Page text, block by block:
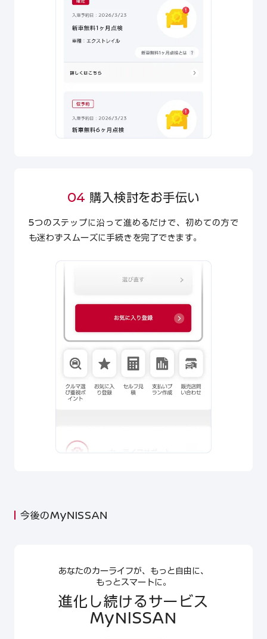
04 購入検討をお手伝い
5つのステップに沿って進めるだけで、初めての方で
も迷わずスムーズに手続きを完了できます。
今後のMyNISSAN
あなたのカーライフが、もっと自由に、
もっとスマートに。
進化し続けるサービス
MyNISSAN